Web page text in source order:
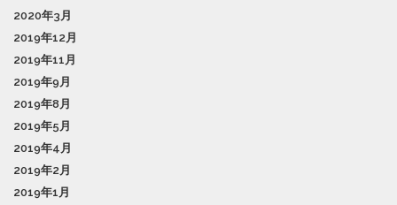
2020年3月
2019年12月
2019年11月
2019年9月
2019年8月
2019年5月
2019年4月
2019年2月
2019年1月